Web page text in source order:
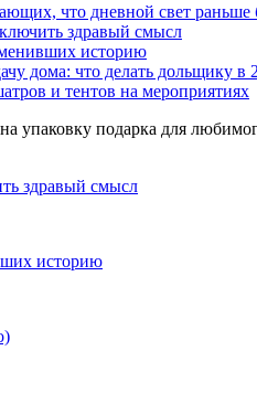
что дневной свет раньше
здравый смысл
историю
дома: что делать дольщику
и тентов на мероприятиях
упаковку подарка для
здравый смысл
историю